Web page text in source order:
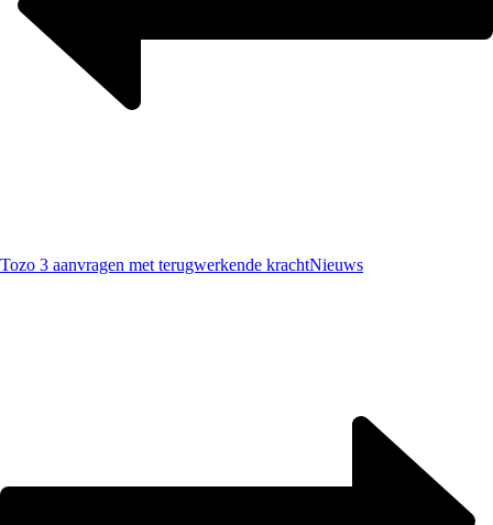
Tozo 3 aanvragen met terugwerkende krachtNieuws